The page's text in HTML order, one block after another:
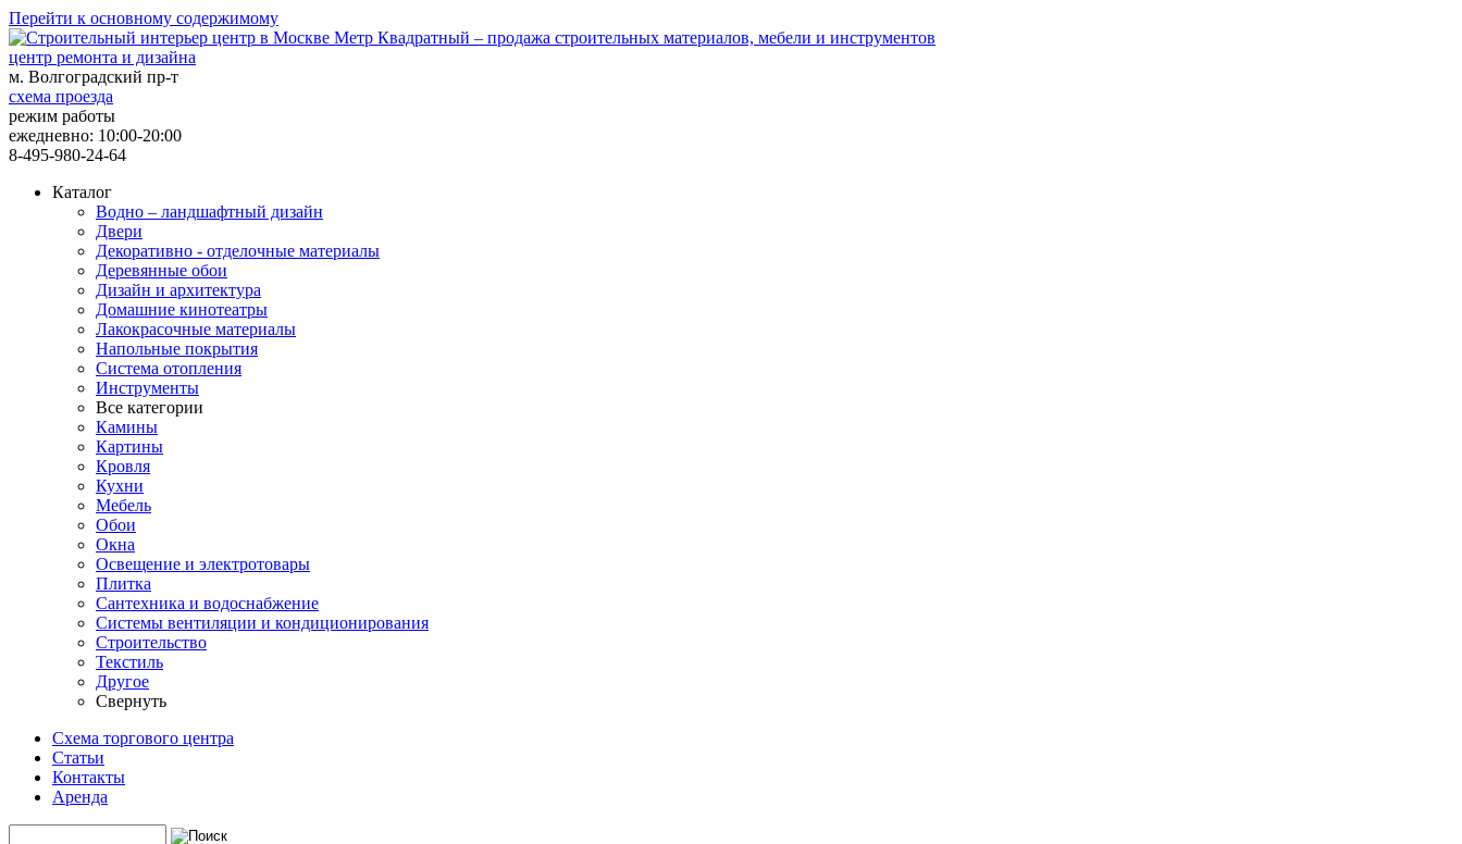
Перейти к основному содержимому
центр ремонта и дизайна
м. Волгоградский пр-т
схема проезда
режим работы
ежедневно: 10:00-20:00
8-495-980-24-64
Каталог
Водно – ландшафтный дизайн
Двери
Декоративно - отделочные материалы
Деревянные обои
Дизайн и архитектура
Домашние кинотеатры
Лакокрасочные материалы
Напольные покрытия
Система отопления
Инструменты
Все категории
Камины
Картины
Кровля
Кухни
Мебель
Обои
Окна
Освещение и электротовары
Плитка
Сантехника и водоснабжение
Системы вентиляции и кондиционирования
Строительство
Текстиль
Другое
Свернуть
Схема торгового центра
Статьи
Контакты
Аренда